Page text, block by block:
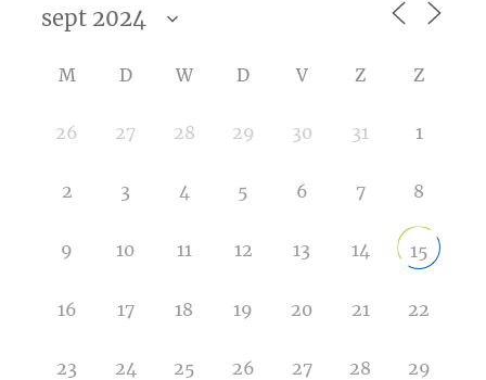
M D W D V Z Z
26 27 28 29 30 31 1
2 3 4 5 6 7 8
9 10 11 12 13 14 15
16 17 18 19 20 21 22
23 24 25 26 27 28 29